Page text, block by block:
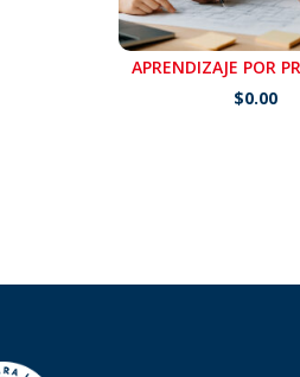
APRENDIZAJE POR
$0.00